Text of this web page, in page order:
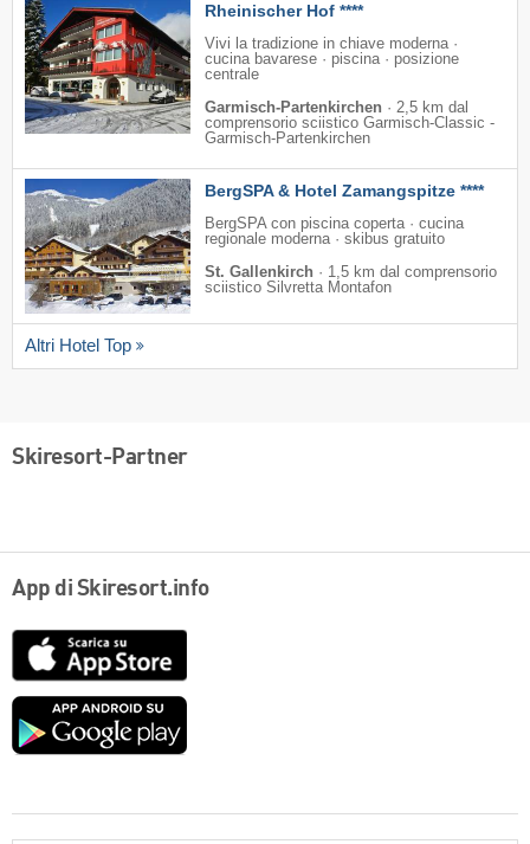
Rheinischer Hof ****
Vivi la tradizione in chiave moderna ·
cucina bavarese · piscina · posizione
centrale
Garmisch-Partenkirchen · 2,5 km dal
comprensorio sciistico Garmisch-Classic -
Garmisch-Partenkirchen
BergSPA & Hotel Zamangspitze ****
BergSPA con piscina coperta · cucina
regionale moderna · skibus gratuito
St. Gallenkirch · 1,5 km dal comprensorio
sciistico Silvretta Montafon
Altri Hotel Top
Skiresort-Partner
App di Skiresort.info
Google